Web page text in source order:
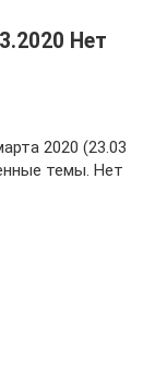
Нет
2020 (23.03
темы. Нет